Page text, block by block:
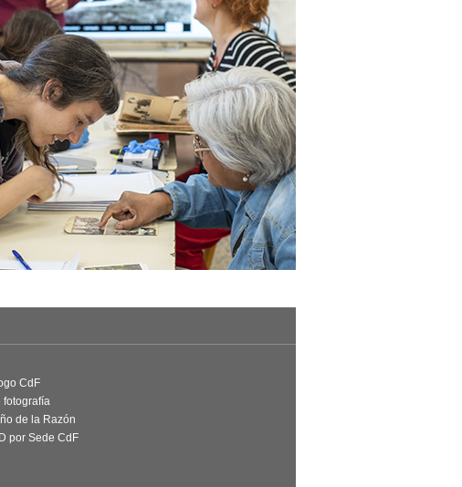
CdF
fotografía
de la Razón
por Sede CdF